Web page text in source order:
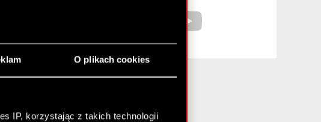
O plikach cookies
IP, korzystając z takich technologii